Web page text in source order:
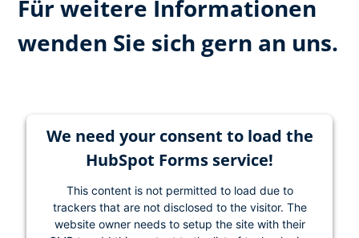
Für weitere Informationen
wenden Sie sich gern an uns.
We need your consent to load the
HubSpot Forms service!
This content is not permitted to load due to
trackers that are not disclosed to the visitor. The
website owner needs to setup the site with their